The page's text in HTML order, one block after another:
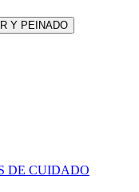
Y PEINADO
DE CUIDADO